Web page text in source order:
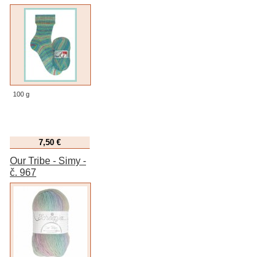
100 g
7,50 €
Our Tribe - Simy -
č. 967